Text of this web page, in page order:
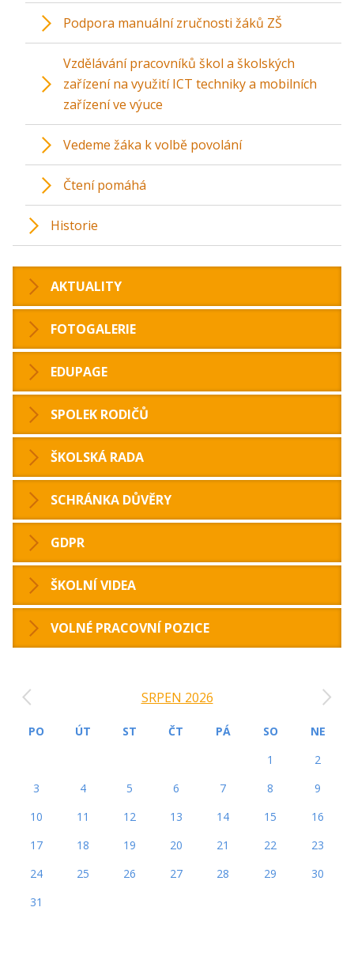
Podpora manuální zručnosti žáků ZŠ
Vzdělávání pracovníků škol a školských
zařízení na využití ICT techniky a mobilních
zařízení ve výuce
Vedeme žáka k volbě povolání
Čtení pomáhá
Historie
AKTUALITY
FOTOGALERIE
EDUPAGE
SPOLEK RODIČŮ
ŠKOLSKÁ RADA
SCHRÁNKA DŮVĚRY
GDPR
ŠKOLNÍ VIDEA
VOLNÉ PRACOVNÍ POZICE
SRPEN 2026
PO ÚT ST ČT PÁ SO
NE
1
2
3
4 5 6 7 8
9
10
11 12 13 14 15
16
17
18 19 20 21 22
23
24
25 26 27 28 29
30
31